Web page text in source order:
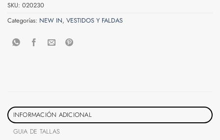
SKU: 020230
Categorías: NEW IN, VESTIDOS Y FALDAS
INFORMACIÓN ADICIONAL
GUIA DE TALLAS